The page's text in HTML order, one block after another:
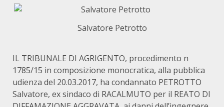
Salvatore Petrotto
IL TRIBUNALE DI AGRIGENTO, procedimento n
1785/15 in composizione monocratica, alla pubblica
udienza del 20.03.2017, ha condannato PETROTTO
Salvatore, ex sindaco di RACALMUTO per il REATO DI